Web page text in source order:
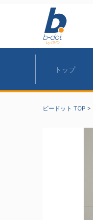
トップ
ビードット TOP >